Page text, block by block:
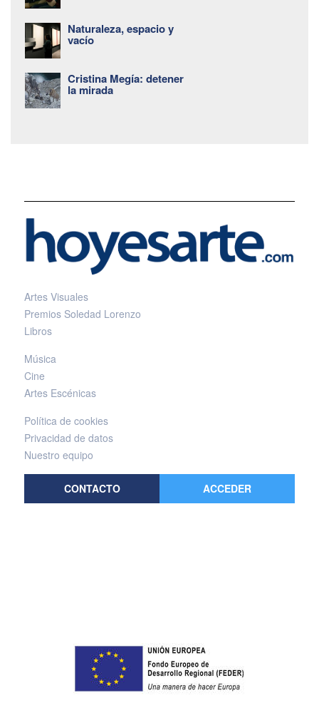
Naturaleza, espacio y
vacío
Cristina Megía: detener
la mirada
Artes Visuales
Premios Soledad Lorenzo
Libros
Música
Cine
Artes Escénicas
Política de cookies
Privacidad de datos
Nuestro equipo
CONTACTO ACCEDER